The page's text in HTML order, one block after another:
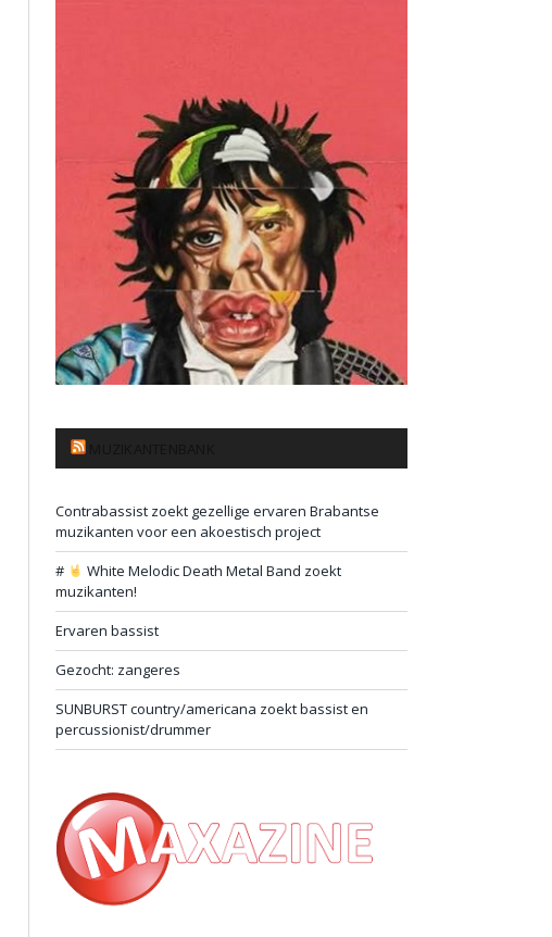
Contrabassist zoekt gezellige ervaren Brabantse
muzikanten voor een akoestisch project
#
White Melodic Death Metal Band zoekt
muzikanten!
Ervaren bassist
Gezocht: zangeres
SUNBURST country/americana zoekt bassist en
percussionist/drummer